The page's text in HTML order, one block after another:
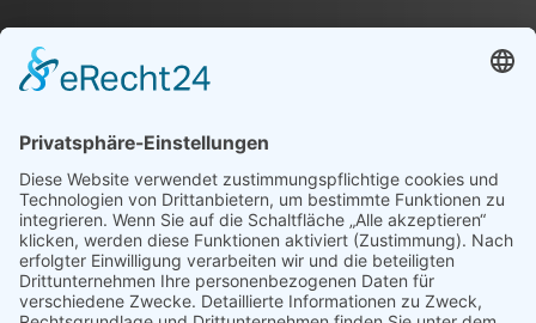
EINHEITLICHE
VEREINSKOLLEKTION
FÜR DICH UND DEINEN
VEREIN